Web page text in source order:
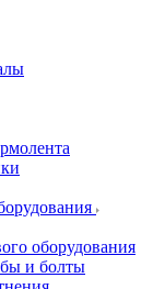
оборудования
и болты